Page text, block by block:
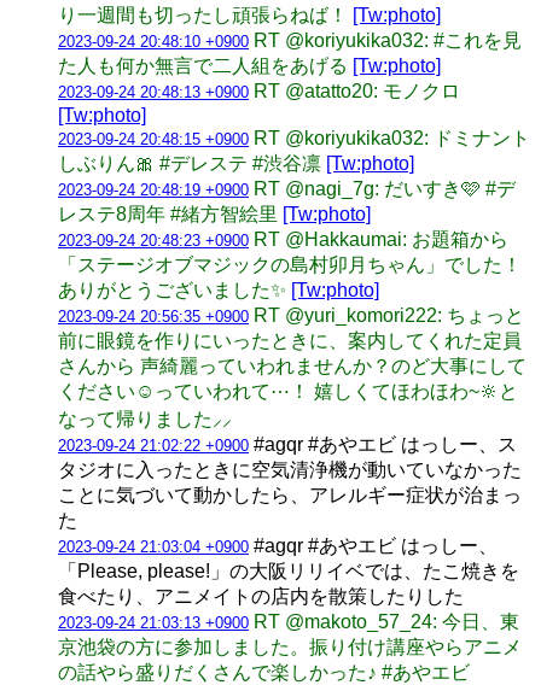
り一週間も切ったし頑張らねば！ [Tw:photo]
2023-09-24 20:48:10 +0900 RT @koriyukika032: #これを見
た人も何か無言で二人組をあげる [Tw:photo]
2023-09-24 20:48:13 +0900 RT @atatto20: モノクロ
[Tw:photo]
2023-09-24 20:48:15 +0900 RT @koriyukika032: ドミナント
しぶりん🎀 #デレステ #渋谷凛 [Tw:photo]
2023-09-24 20:48:19 +0900 RT @nagi_7g: だいすき🩷 #デ
レステ8周年 #緒方智絵里 [Tw:photo]
2023-09-24 20:48:23 +0900 RT @Hakkaumai: お題箱から
「ステージオブマジックの島村卯月ちゃん」でした！
ありがとうございました✨ [Tw:photo]
2023-09-24 20:56:35 +0900 RT @yuri_komori222: ちょっと
前に眼鏡を作りにいったときに、案内してくれた定員
さんから 声綺麗っていわれませんか？のど大事にして
ください☺️っていわれて⋯！ 嬉しくてほわほわ~🔆と
なって帰りました⸝⸝
2023-09-24 21:02:22 +0900 #agqr #あやエビ はっしー、ス
タジオに入ったときに空気清浄機が動いていなかった
ことに気づいて動かしたら、アレルギー症状が治まっ
た
2023-09-24 21:03:04 +0900 #agqr #あやエビ はっしー、
「Please, please!」の大阪リリイベでは、たこ焼きを
食べたり、アニメイトの店内を散策したりした
2023-09-24 21:03:13 +0900 RT @makoto_57_24: 今日、東
京池袋の方に参加しました。振り付け講座やらアニメ
の話やら盛りだくさんで楽しかった♪ #あやエビ